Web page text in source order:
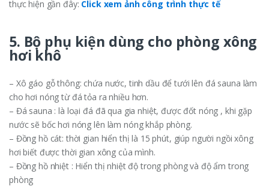
thực hiện gần đây: Click xem ảnh công trình thực tế
5. Bộ phụ kiện dùng cho phòng xông
hơi khô
– Xô gáo gỗ thông: chứa nước, tinh dầu để tưới lên đá sauna làm
cho hơi nóng từ đá tỏa ra nhiều hơn.
– Đá sauna : là loại đá đã qua gia nhiệt, được đốt nóng , khi gặp
nước sẽ bốc hơi nóng lên làm nóng khắp phòng.
– Đồng hồ cát: thời gian hiển thị là 15 phút, giúp người ngồi xông
hơi biết được thời gian xông của mình.
– Đồng hồ nhiệt : Hiển thị nhiệt độ trong phòng và độ ẩm trong
phòng